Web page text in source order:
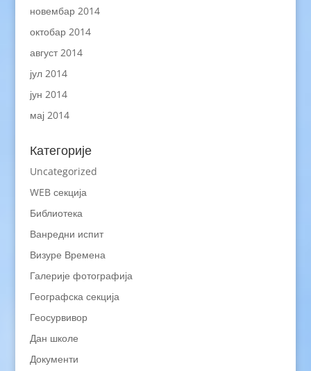
новембар 2014
октобар 2014
август 2014
јул 2014
јун 2014
мај 2014
Категорије
Uncategorized
WEB секција
Библиотека
Ванредни испит
Визуре Времена
Галерије фотографија
Географска секција
Геосурвивор
Дан школе
Документи